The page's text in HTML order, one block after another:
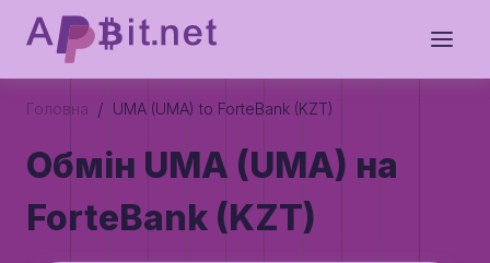
Головна / UMA (UMA) to ForteBank (KZT)
Обмін UMA (UMA) на
ForteBank (KZT)